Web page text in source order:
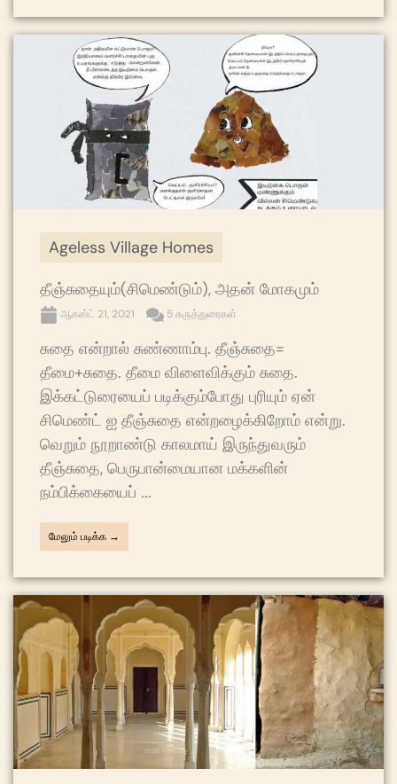
Ageless Village Homes
தீஞ்சுதையும்(சிமெண்டும்), அதன் மோகமும்
ஆகஸ்ட் 21, 2021 5 கருத்துரைகள்
சுதை என்றால் சுண்ணாம்பு. தீஞ்சுதை=
தீமை+சுதை. தீமை விளைவிக்கும் சுதை.
இக்கட்டுரையைப் படிக்கும்போது புரியும் ஏன்
சிமெண்ட் ஐ தீஞ்சுதை என்றழைக்கிறோம் என்று.
வெறும் நூறாண்டு காலமாய் இருந்துவரும்
தீஞ்சுதை, பெருபான்மையான மக்களின்
நம்பிக்கையைப் ...
மேலும் படிக்க →